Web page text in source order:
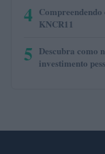
4 KNCR11
5 Descubra como
investimento